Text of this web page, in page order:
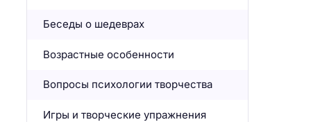
Беседы о шедеврах
Возрастные особенности
Вопросы психологии творчества
Игры и творческие упражнения